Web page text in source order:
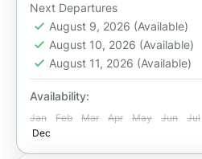
Next Departures
August 9, 2026 (Available)
August 10, 2026 (Available)
August 11, 2026 (Available)
Availability:
Jan Feb Mar Apr May Jun Jul
Dec